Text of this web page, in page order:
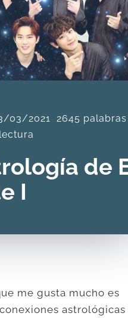
03/2021
2645 palabras
de
I
me gusta mucho es
astrológicas